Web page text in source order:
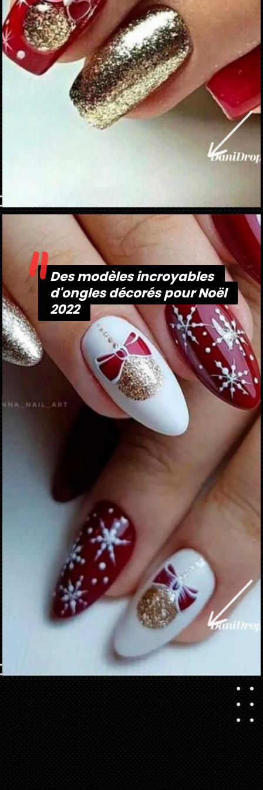
https://danidrops.com.br/fr/ongle-decore-pour-noel-2022/
Des modèles incroyables
d'ongles décorés pour Noël
2022
Des modèles incroyables
d'ongles décorés pour Noël
2022
"
Ouverture